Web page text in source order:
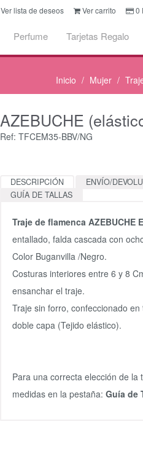
Ver lista de deseos Ver carrito 0
Perfume Tarjetas Regalo
Inicio Mujer
AZEBUCHE
Ref: TFCEM35-BBV/NG
DESCRIPCIÓN
ENVÍO/
GUÍA DE TALLAS
Traje de flamenca AZEBUCHE
entallado, falda cascada con
Color Buganvilla /Negro.
Costuras interiores entre 6 y 8
ensanchar el traje.
Traje sin forro, confeccionado
doble capa (Tejido elástico).
Para una correcta elección de la
medidas en la pestaña:Guía de